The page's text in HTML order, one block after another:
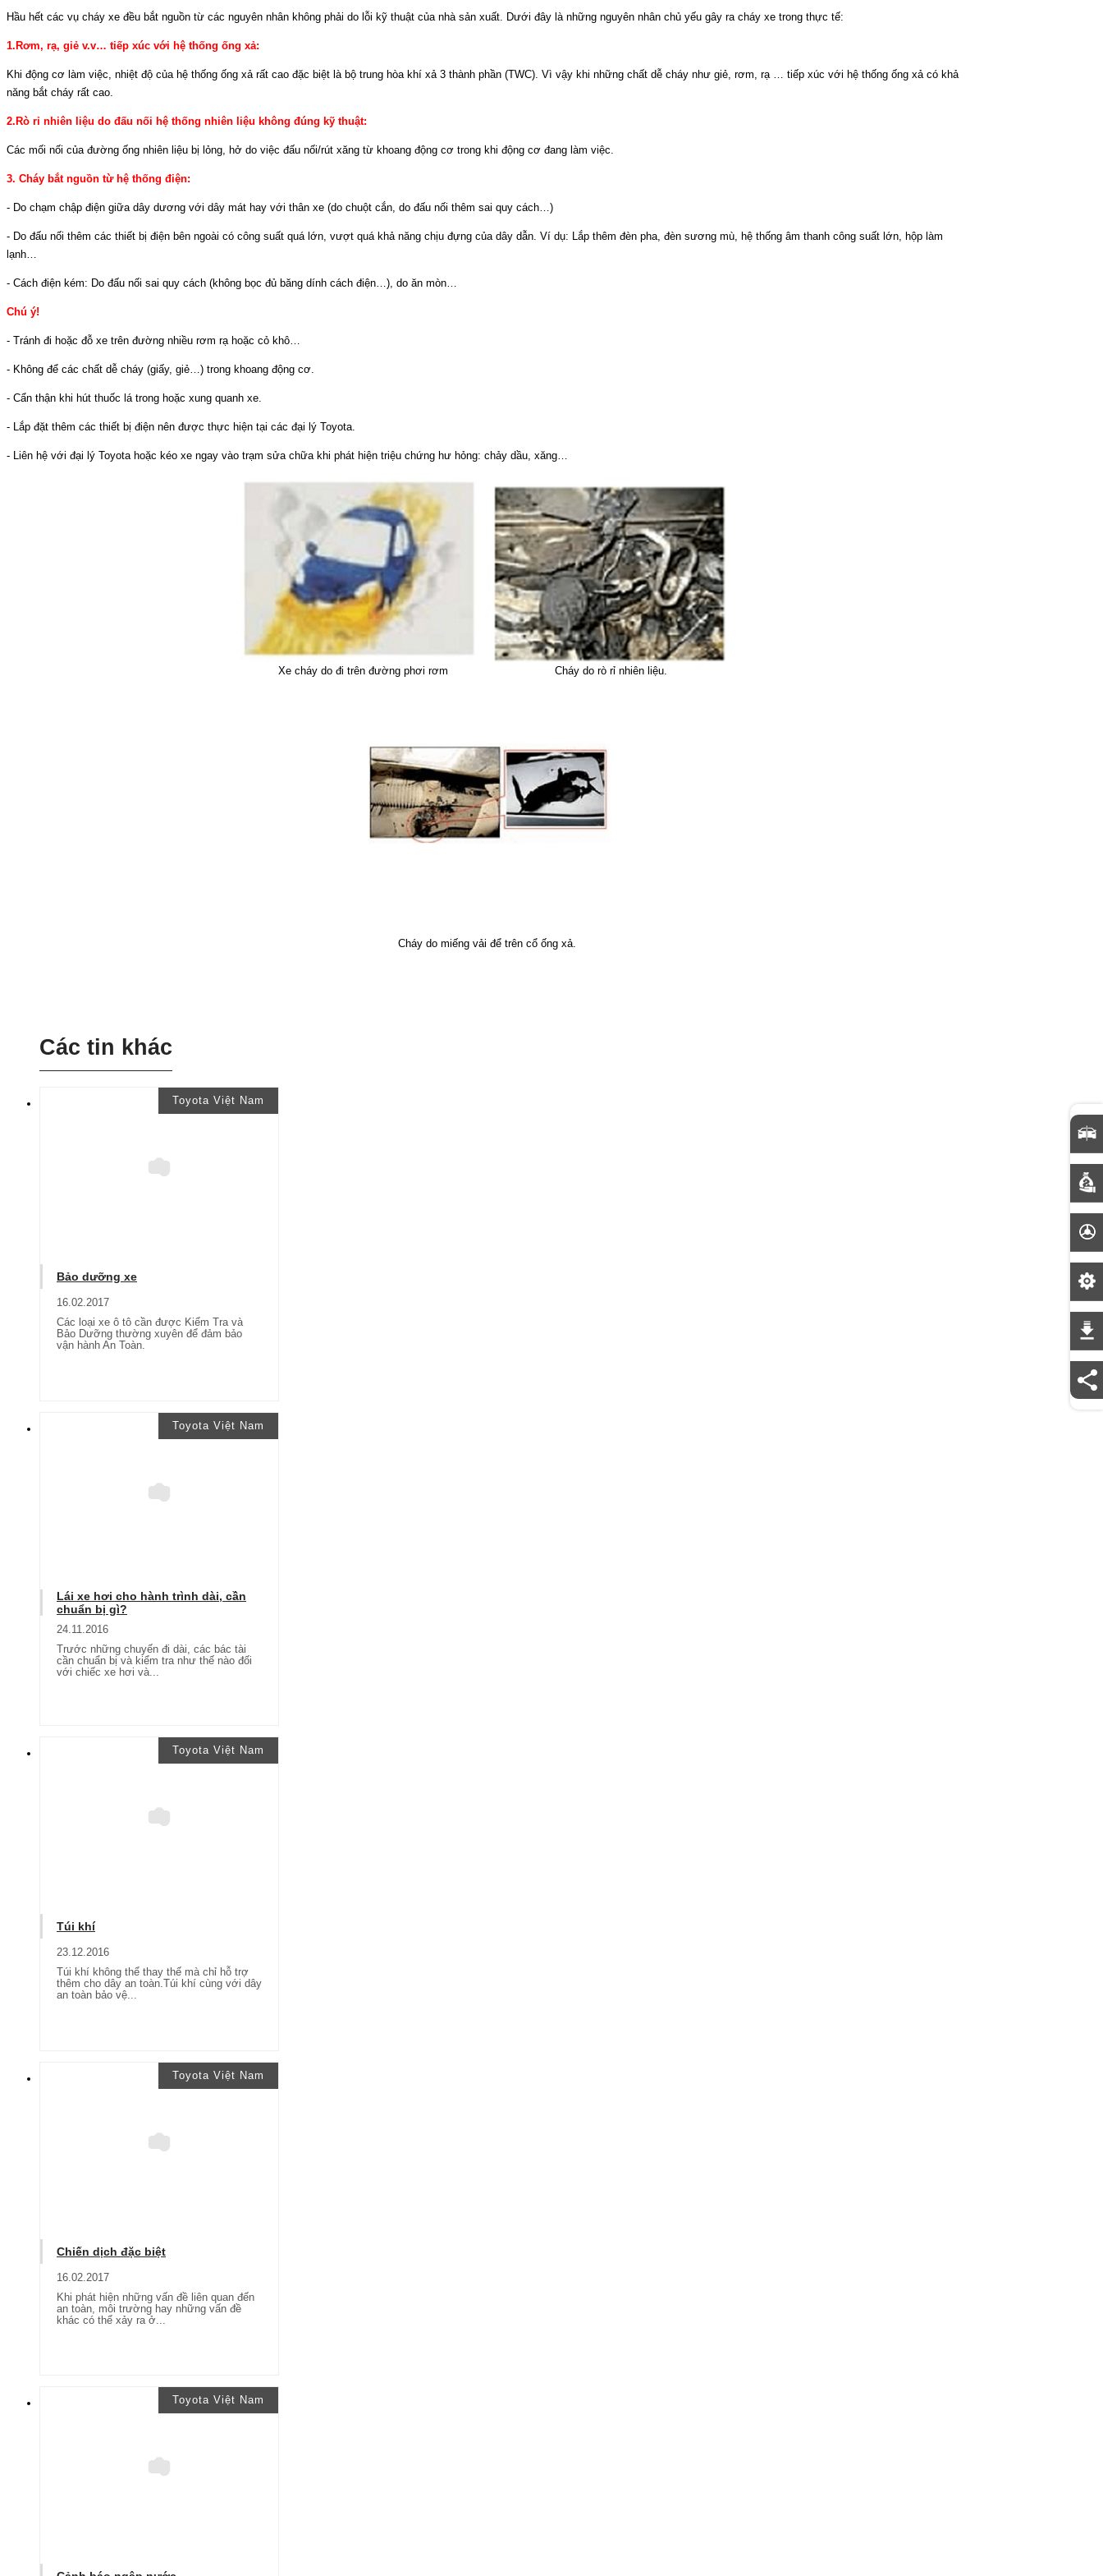
Hầu hết các vụ cháy xe đều bắt nguồn từ các nguyên nhân không phải do lỗi kỹ thuật của nhà sản xuất. Dưới đây là những nguyên nhân chủ yếu gây ra cháy xe trong thực tế:
1.Rơm, rạ, giẻ v.v… tiếp xúc với hệ thống ống xả:
Khi động cơ làm việc, nhiệt độ của hệ thống ống xả rất cao đặc biệt là bộ trung hòa khí xả 3 thành phần (TWC). Vì vậy khi những chất dễ cháy như giẻ, rơm, rạ … tiếp xúc với hệ thống ống xả có khả
năng bắt cháy rất cao.
2.Rò rỉ nhiên liệu do đấu nối hệ thống nhiên liệu không đúng kỹ thuật:
Các mối nối của đường ống nhiên liệu bị lỏng, hở do việc đấu nối/rút xăng từ khoang động cơ trong khi động cơ đang làm việc.
3. Cháy bắt nguồn từ hệ thống điện:
- Do chạm chập điện giữa dây dương với dây mát hay với thân xe (do chuột cắn, do đấu nối thêm sai quy cách…)
- Do đấu nối thêm các thiết bị điện bên ngoài có công suất quá lớn, vượt quá khả năng chịu đựng của dây dẫn. Ví dụ: Lắp thêm đèn pha, đèn sương mù, hệ thống âm thanh công suất lớn, hộp làm
lạnh…
- Cách điện kém: Do đấu nối sai quy cách (không bọc đủ băng dính cách điện…), do ăn mòn…
Chú ý!
- Tránh đi hoặc đỗ xe trên đường nhiều rơm rạ hoặc cỏ khô…
- Không để các chất dễ cháy (giấy, giẻ…) trong khoang động cơ.
- Cẩn thận khi hút thuốc lá trong hoặc xung quanh xe.
- Lắp đặt thêm các thiết bị điện nên được thực hiện tại các đại lý Toyota.
- Liên hệ với đại lý Toyota hoặc kéo xe ngay vào trạm sửa chữa khi phát hiện triệu chứng hư hỏng: chảy dầu, xăng…
Xe cháy do đi trên đường phơi rơm Cháy do rò rỉ nhiên liệu.
Cháy do miếng vải để trên cổ ống xả.
Các tin khác
Bảo dưỡng xe
16.02.2017
Toyota Việt Nam
Các loại xe ô tô cần được Kiểm Tra và
Bảo Dưỡng thường xuyên để đảm bảo
vận hành An Toàn.
Lái xe hơi cho hành trình dài, cần
chuẩn bị gì?
24.11.2016
Toyota Việt Nam
Trước những chuyến đi dài, các bác tài
cần chuẩn bị và kiểm tra như thế nào đối
với chiếc xe hơi và...
Túi khí
23.12.2016
Toyota Việt Nam
Túi khí không thể thay thế mà chỉ hỗ trợ
thêm cho dây an toàn.Túi khí cùng với dây
an toàn bảo vệ...
Chiến dịch đặc biệt
16.02.2017
Toyota Việt Nam
Khi phát hiện những vấn đề liên quan đến
an toàn, môi trường hay những vấn đề
khác có thể xảy ra ở...
Toyota Việt Nam